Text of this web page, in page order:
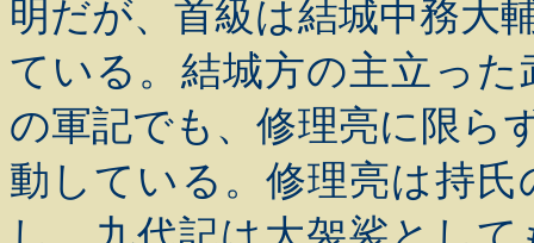
明だが、首級は結城中務大
ている。結城方の主立っ
の軍記でも、修理亮に限ら
動している。修理亮は持